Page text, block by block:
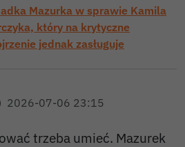
Mazurka w sprawie Kamila
który na krytyczne
jednak zasługuje
2026-07-06 23:15
trzeba umieć. Mazurek